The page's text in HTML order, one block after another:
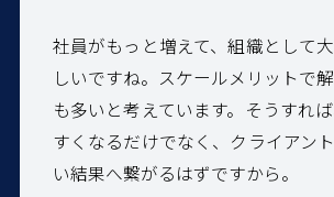
社員がもっと増えて、組織として
しいですね。スケールメリットで
も多いと考えています。そうすれ
すくなるだけでなく、クライアン
い結果へ繋がるはずですから。